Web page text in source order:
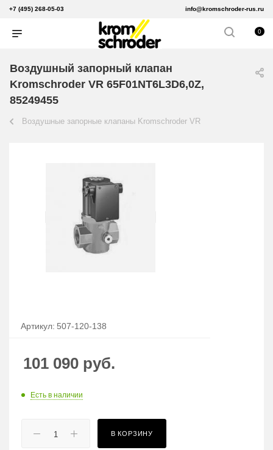
+7 (495) 268-05-03 info@kromschroder-rus.ru
0
Воздушный запорный клапан
Kromschroder VR 65F01NT6L3D6,0Z,
85249455
Воздушные запорные клапаны Kromschroder VR
Артикул: 507-120-138
101 090 руб.
Есть в наличии
В КОРЗИНУ